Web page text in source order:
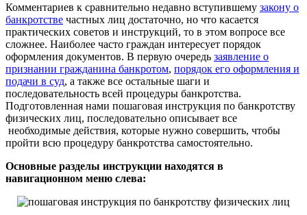
Комментариев к сравнительно недавно вступившему закону о
банкротстве частных лиц достаточно, но что касается
практических советов и инструкций, то в этом вопросе все
сложнее. Наиболее часто граждан интересует порядок
оформления документов. В первую очередь заявление о
признании гражданина банкротом, порядок его оформления и
подачи в суд, а также все остальные шаги и
последовательность всей процедуры банкротства.
Подготовленная нами пошаговая инструкция по банкротству
физических лиц, последовательно описывает все
необходимые действия, которые нужно совершить, чтобы
пройти всю процедуру банкротства самостоятельно.
Основные разделы инструкции находятся в
навигационном меню слева: